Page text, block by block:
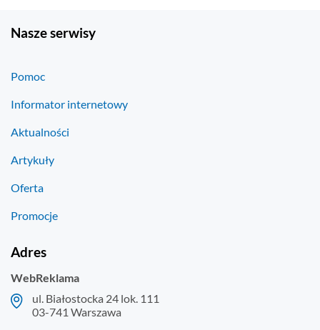
Nasze serwisy
Pomoc
Informator internetowy
Aktualności
Artykuły
Oferta
Promocje
Adres
WebReklama
ul. Białostocka 24 lok. 111
03-741 Warszawa